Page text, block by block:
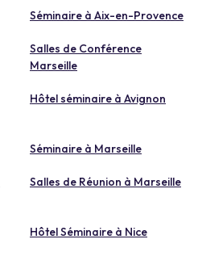
Séminaire à Aix-en-Provence
Salles de Conférence
Marseille
Hôtel séminaire à Avignon
Séminaire à Marseille
Salles de Réunion à Marseille
Hôtel Séminaire à Nice